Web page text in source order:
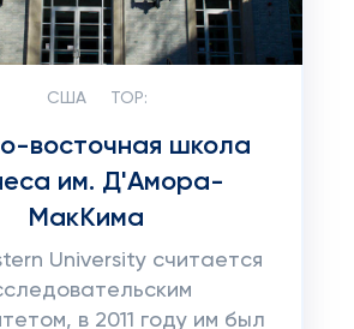
США TOP:
восточная школа
им. Д'Амора-
МакКима
University считается
в 2011 году им был